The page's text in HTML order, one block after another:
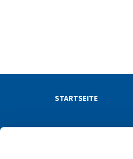
STARTSEITE